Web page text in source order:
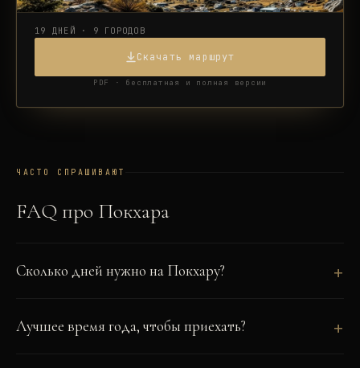
19 ДНЕЙ · 9 ГОРОДОВ
Скачать маршрут
PDF · бесплатная и полная версии
ЧАСТО СПРАШИВАЮТ
FAQ про Покхара
Сколько дней нужно на Покхару?
Лучшее время года, чтобы приехать?